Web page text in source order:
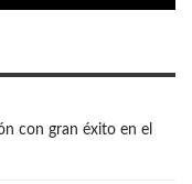
con gran éxito en el